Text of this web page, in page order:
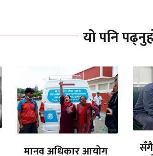
यो पनि
मानव अधिकार आयोग